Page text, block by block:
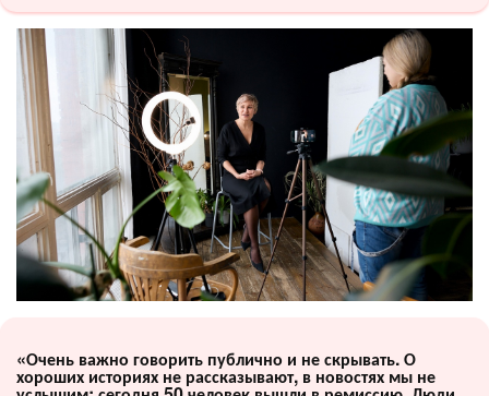
«Очень важно говорить публично и не скрывать. О
хороших историях не рассказывают, в новостях мы не